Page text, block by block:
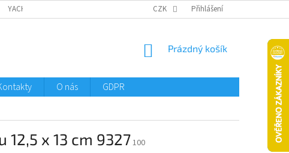
YACHTMENI CZK Přihlášení
NÁKUPNÍ
Prázdný košík
O nás GDPR
x 13 cm 9327100